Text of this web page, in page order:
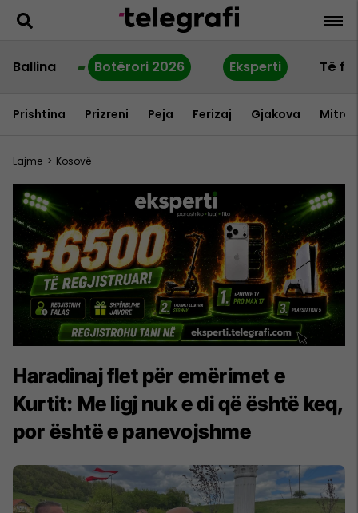
Ballina Botërori 2026 Eksperti Të
Prishtina Prizreni Peja Ferizaj Gjakova
Lajme > Kosovë
Haradinaj flet për emërimet e
Kurtit: Me ligj nuk e di që është keq,
por është e panevojshme